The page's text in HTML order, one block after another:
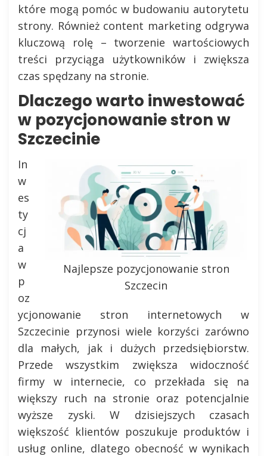
które mogą pomóc w budowaniu autorytetu
strony. Również content marketing odgrywa
kluczową rolę – tworzenie wartościowych
treści przyciąga użytkowników i zwiększa
czas spędzany na stronie.
Dlaczego warto inwestować
w pozycjonowanie stron w
Szczecinie
Najlepsze pozycjonowanie stron
Szczecin
In
w
es
ty
cj
a
w
p
oz
ycjonowanie stron internetowych w
Szczecinie przynosi wiele korzyści zarówno
dla małych, jak i dużych przedsiębiorstw.
Przede wszystkim zwiększa widoczność
firmy w internecie, co przekłada się na
większy ruch na stronie oraz potencjalnie
wyższe zyski. W dzisiejszych czasach
większość klientów poszukuje produktów i
usług online, dlatego obecność w wynikach